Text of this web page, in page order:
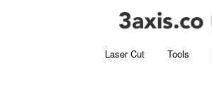
Laser Cut Tools